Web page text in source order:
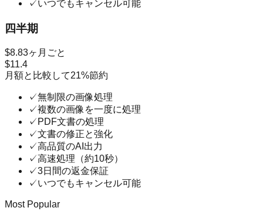
✓いつでもキャンセル可能
四半期
$8.83ヶ月ごと
$11.4
月額と比較して21%節約
✓無制限の画像処理
✓複数の画像を一度に処理
✓ PDF文書の処理
✓文書の修正と強化
✓高品質のAI出力
✓高速処理（約10秒）
✓3日間の返金保証
✓いつでもキャンセル可能
Most Popular